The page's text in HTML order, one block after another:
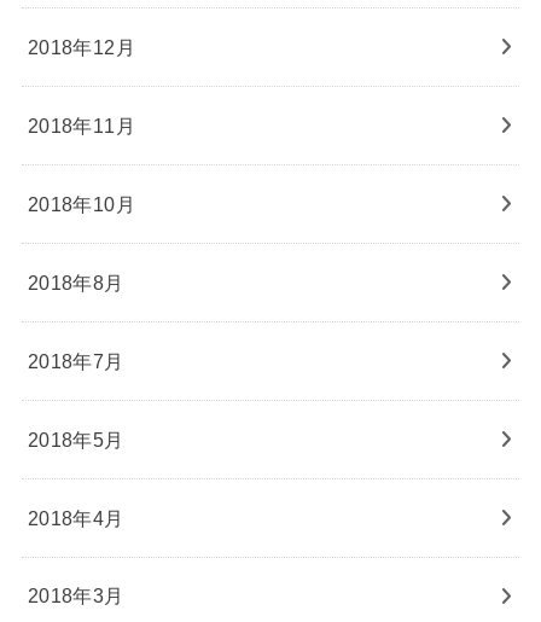
2018年12月
2018年11月
2018年10月
2018年8月
2018年7月
2018年5月
2018年4月
2018年3月